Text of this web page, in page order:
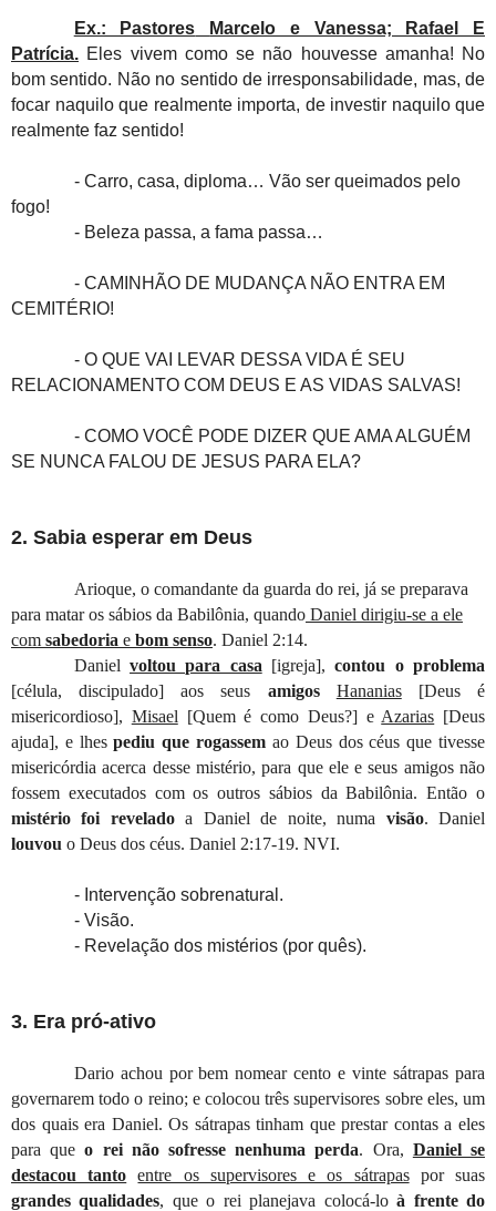
Ex.: Pastores
Marcelo e Vanessa; Rafael E
Patrícia. Eles vivem como se não houvesse amanha! No
bom sentido. Não no sentido de irresponsabilidade, mas, de
focar naquilo que realmente importa, de investir naquilo que
realmente faz sentido!
- Carro, casa, diploma… Vão ser queimados pelo
fogo!
- Beleza passa, a fama passa…
- CAMINHÃO DE MUDANÇA NÃO ENTRA EM
CEMITÉRIO!
- O QUE VAI LEVAR DESSA VIDA É SEU
RELACIONAMENTO COM DEUS E AS VIDAS SALVAS!
- COMO VOCÊ PODE DIZER QUE AMA ALGUÉM
SE NUNCA FALOU DE JESUS PARA ELA?
2. Sabia esperar em Deus
Arioque, o comandante da guarda do rei, já se preparava
para matar os sábios da Babilônia, quando Daniel dirigiu-se a ele
com sabedoria e bom senso. Daniel 2:14.
Danielvoltou para casa [igreja],contou o problema
[célula, discipulado] aos seus amigos Hananias
[Deus é
misericordioso], Misael [Quem é como Deus?]e Azarias [Deus
ajuda], e lhespediu que rogassem ao Deus dos céus que tivesse
misericórdia acerca desse mistério, para que ele e seus amigos não
fossem executados com os outros sábios da Babilônia. Então o
mistério foi reveladoa Daniel de noite, numa visão. Daniel
louvou o Deus dos céus. Daniel 2:17-19. NVI.
- Intervenção sobrenatural.
- Visão.
- Revelação dos mistérios (por quês).
3. Era pró-ativo
Dario achou por bem nomear cento e vinte sátrapas para
governarem todo o reino; e colocou três supervisores sobre eles, um
dos quais era Daniel. Os sátrapas tinham que prestar contas a eles
para queo rei não sofresse nenhuma perda. Ora, Daniel se
destacou tanto
entre os supervisores e os sátrapaspor suas
grandes qualidades, que o rei planejava colocá-loà frente do